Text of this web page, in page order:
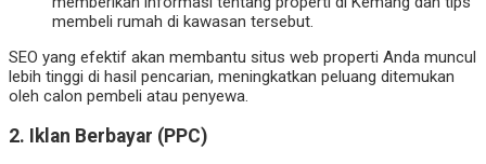
membeli rumah di kawasan tersebut.
SEO yang efektif akan membantu situs web properti Anda muncul
lebih tinggi di hasil pencarian, meningkatkan peluang ditemukan
oleh calon pembeli atau penyewa.
2. Iklan Berbayar (PPC)